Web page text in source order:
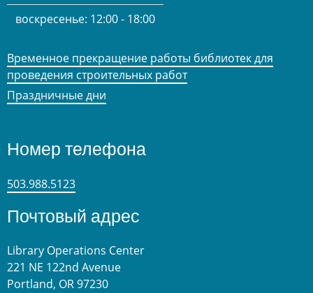
воскресенье: 12:00 - 18:00
Временное прекращение работы библиотек для
проведения строительных работ
Праздничные дни
Номер телефона
503.988.5123
Почтовый адрес
Library Operations Center
221 NE 122nd Avenue
Portland, OR 97230